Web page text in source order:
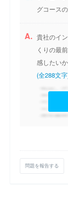
グコース
A. 貴社のイ
くりの最
感したい
(全288文
問題を報告する